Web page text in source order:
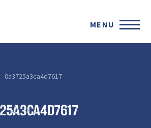
MENU
0a3725a3ca4d7617